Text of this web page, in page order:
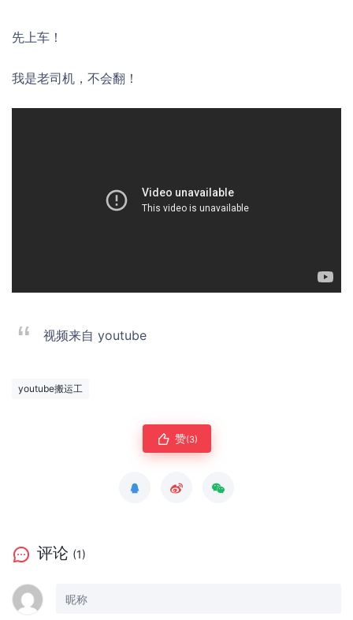
先上车！
我是老司机，不会翻！
视频来自 youtube
youtube搬运工
赞(3)
评论 (1)